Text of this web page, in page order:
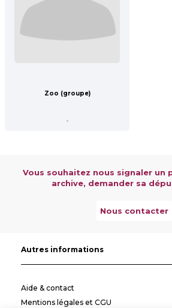
Zoo (groupe)
-
Vous souhaitez nous signaler un
archive, demander sa
Nous contacter
Autres informations
Aide & contact
Mentions légales et CGU